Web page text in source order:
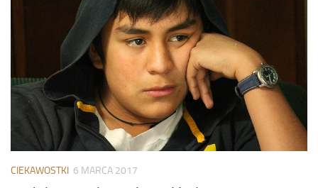
CIEKAWOSTKI 6 MARCA 2017